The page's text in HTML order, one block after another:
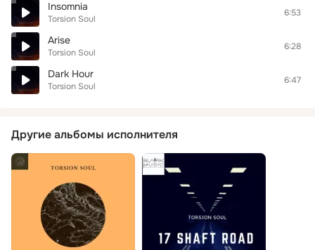
Insomnia
Torsion Soul
6:53
Arise
Torsion Soul
6:28
Dark Hour
Torsion Soul
6:47
Другие альбомы исполнителя